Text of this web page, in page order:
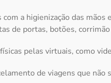
a higienização das
de portas, botões,
pelas virtuais, como
de viagens que não